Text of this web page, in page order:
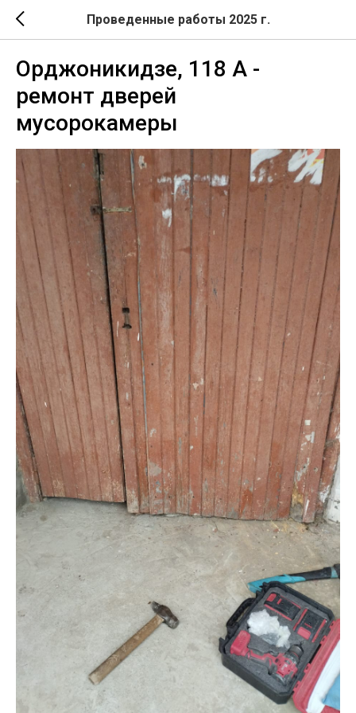
Проведенные работы 2025 г.
Орджоникидзе, 118 А -
ремонт дверей
мусорокамеры